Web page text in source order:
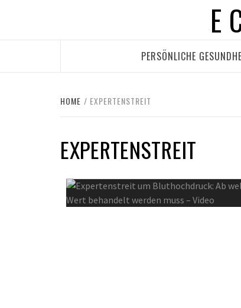
PERSÖNLICHE
HOME EXPERTENSTREIT
EXPERTENSTREIT